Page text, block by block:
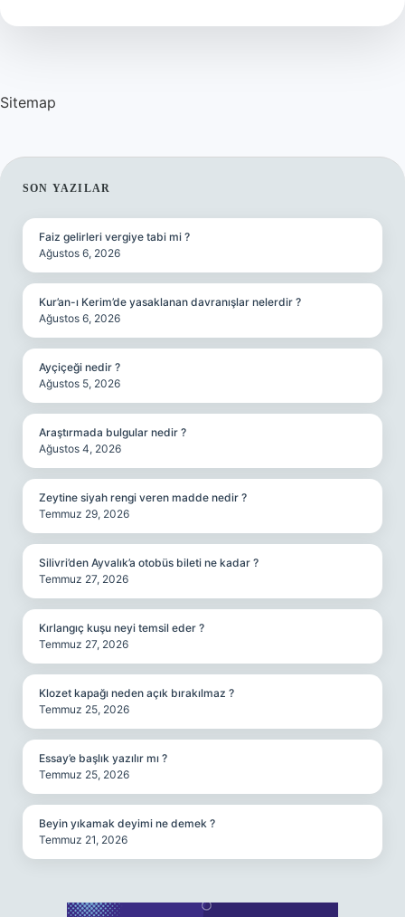
Sitemap
SIDEBAR
SON YAZILAR
Faiz gelirleri vergiye tabi mi ?
Ağustos 6, 2026
Kur’an-ı Kerim’de yasaklanan davranışlar nelerdir ?
Ağustos 6, 2026
Ayçiçeği nedir ?
Ağustos 5, 2026
Araştırmada bulgular nedir ?
Ağustos 4, 2026
Zeytine siyah rengi veren madde nedir ?
Temmuz 29, 2026
Silivri’den Ayvalık’a otobüs bileti ne kadar ?
Temmuz 27, 2026
Kırlangıç kuşu neyi temsil eder ?
Temmuz 27, 2026
Klozet kapağı neden açık bırakılmaz ?
Temmuz 25, 2026
Essay’e başlık yazılır mı ?
Temmuz 25, 2026
Beyin yıkamak deyimi ne demek ?
Temmuz 21, 2026